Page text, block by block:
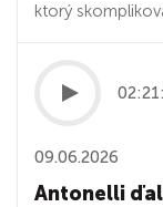
ktorý
09.06.2026
Antonelli